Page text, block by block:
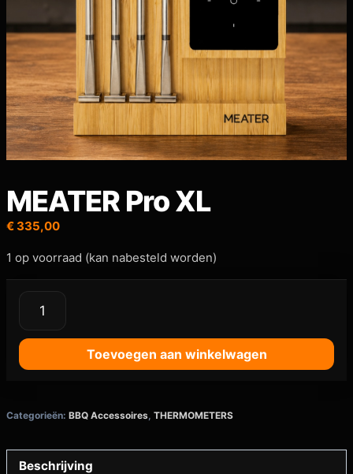
MEATER Pro XL
€ 335,00
1 op voorraad (kan nabesteld worden)
Toevoegen aan winkelwagen
Categorieën: BBQ Accessoires, THERMOMETERS
Beschrijving